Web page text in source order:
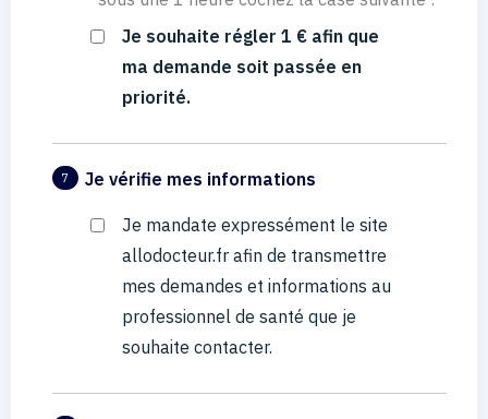
Je souhaite régler 1 € afin que
ma demande soit passée en
priorité.
7 Je vérifie mes informations
Je mandate expressément le site
allodocteur.fr afin de transmettre
mes demandes et informations au
professionnel de santé que je
souhaite contacter.